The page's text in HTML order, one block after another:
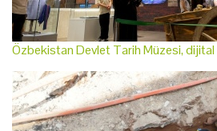
Özbekistan Devlet Tarih Müzesi,